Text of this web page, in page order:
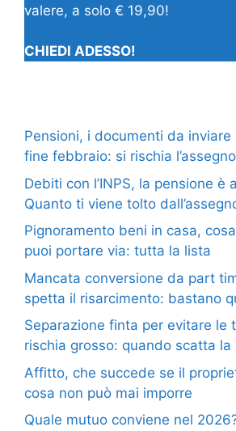
valere, a solo € 19,90!
CHIEDI ADESSO!
Pensioni, i documenti da inviare
fine febbraio: si rischia l’assegno
Debiti con l’INPS, la pensione è
Quanto ti viene tolto
Pignoramento beni in casa,
puoi portare via: tutta la lista
Mancata conversione da part
spetta il risarcimento: bastano
Separazione finta per evitare le
rischia grosso: quando scatta la
Affitto, che succede se il
cosa non può mai imporre
Quale mutuo conviene nel